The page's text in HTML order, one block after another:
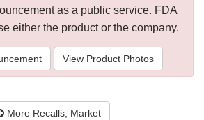
as a public service. FDA
either the product or the company.
View Product Photos
More Recalls, Market